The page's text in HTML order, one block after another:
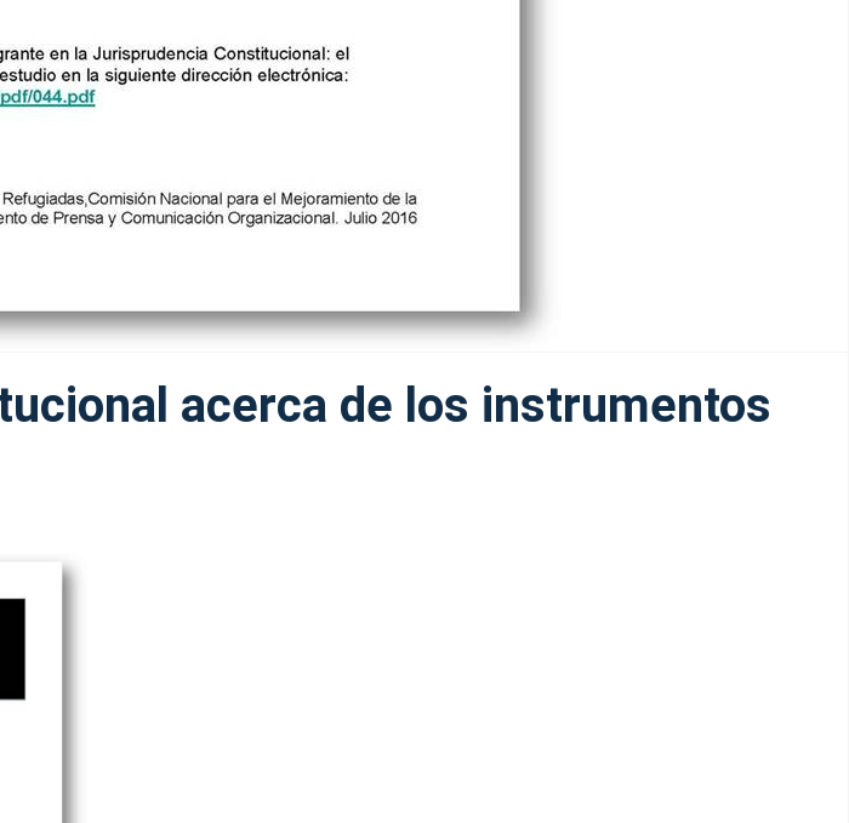
acerca de los instrumentos